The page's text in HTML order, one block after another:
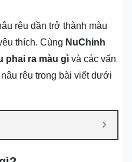
rêu dần trở thành màu
thích. Cùng NuChinh
phai ra màu gì và các vấn
rêu trong bài viết dưới